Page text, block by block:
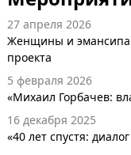
27 апреля 2026
Женщины и
проекта
5 февраля 2026
«Михаил Горбачев:
16 декабря 2025
«40 лет спустя: